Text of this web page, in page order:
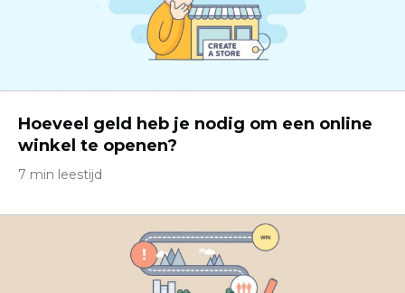
Hoeveel geld heb je nodig om een ​​online
winkel te openen?
7 min leestijd